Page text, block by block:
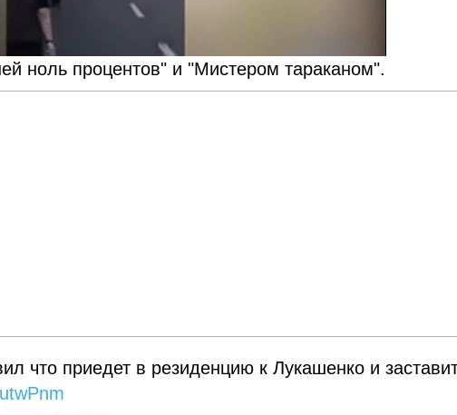
ноль процентов" и "Мистером тараканом".
что приедет в резиденцию к Лукашенко и